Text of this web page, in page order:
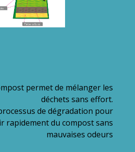
permet de mélanger les
déchets sans effort.
de dégradation pour
rapidement du compost sans
mauvaises odeurs